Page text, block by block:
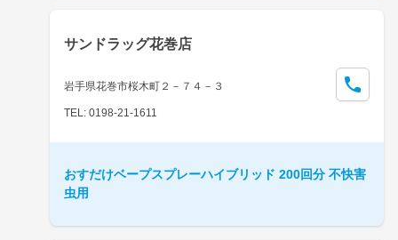
サンドラッグ花巻店
岩手県花巻市桜木町２－７４－３
TEL: 0198-21-1611
おすだけベープスプレーハイブリッド 200回分 不快害
虫用